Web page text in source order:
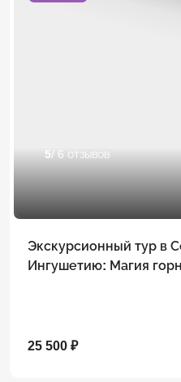
5/ 6 отзывов
Экскурсионный тур в
Ингушетию: Магия
25 500 ₽